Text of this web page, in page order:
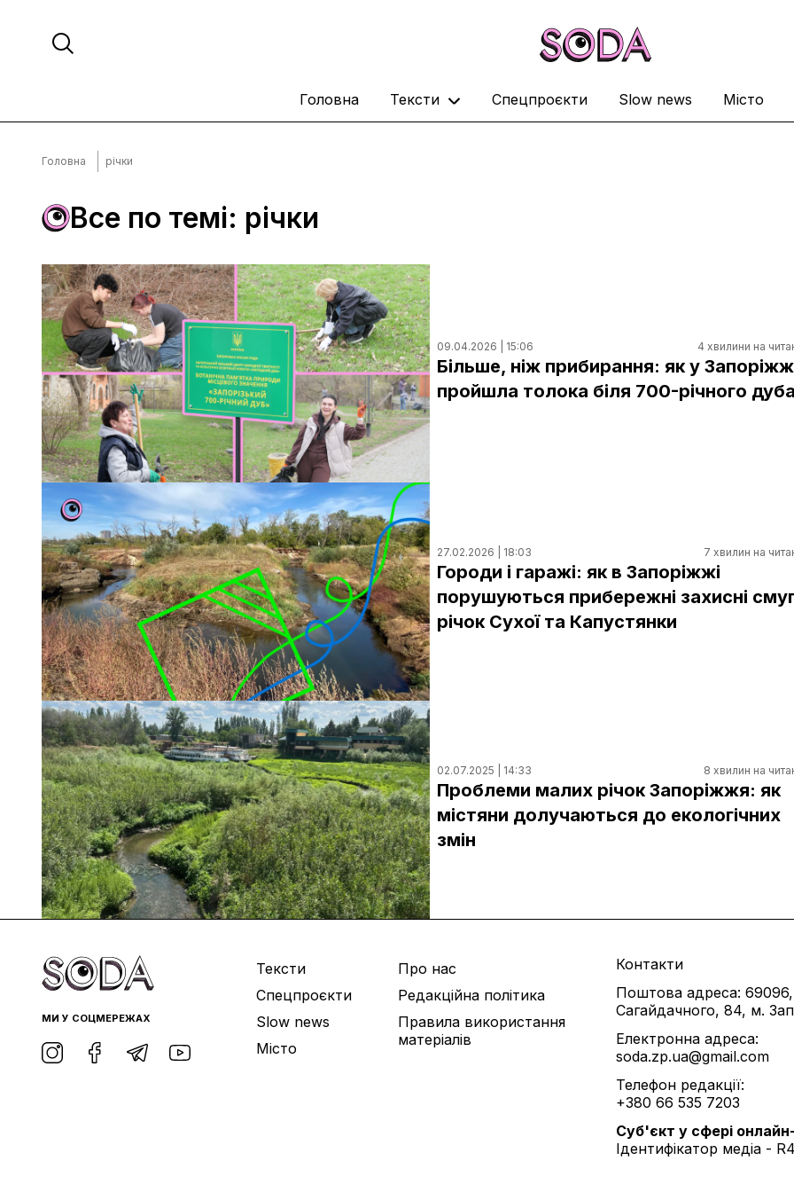
Головна Тексти Спецпроєкти Slow news Місто
Головна річки
Все по темі: річки
09.04.2026 | 15:06 4 хвилини на
Більше, ніж прибирання: як у
пройшла толока біля 700-річного дуба
27.02.2026 | 18:03 7 хвилин на
Городи і гаражі: як в Запоріжжі
порушуються прибережні захисні
річок Сухої та Капустянки
02.07.2025 | 14:33 8 хвилин на
Проблеми малих річок Запоріжжя: як
містяни долучаються до екологічних
змін
МИ У СОЦМЕРЕЖАХ
Тексти
Спецпроєкти
Slow news
Місто
Про нас
Редакційна політика
Правила використання
матеріалів
Контакти
Поштова адреса:
Сагайдачного, 84, м.
Електронна адреса:
soda.zp.ua@gmail.com
Телефон редакції:
+380 66 535 7203
Cуб'єкт у сфері
Ідентифікатор медіа -